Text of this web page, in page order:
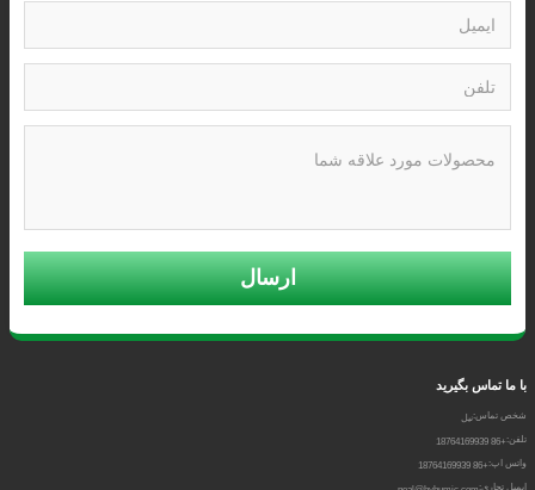
ارسال
با ما تماس بگیرید
شخص تماس:نیل
تلفن:+86 18764169939
واتس اپ:+86 18764169939
ایمیل تجاری: